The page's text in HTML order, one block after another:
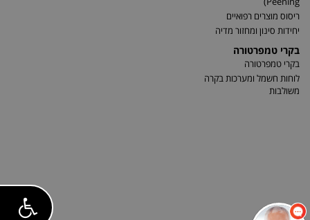
ריסוס מוצרים רפואיים
יחידות סינון ומחזור מדיה
בקרי טמפרטורה
בקרי טמפרטורה
לוחות חשמל ומערכות בקרה
משולבות